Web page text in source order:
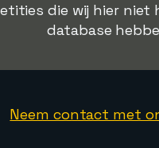
die wij hier niet
database
Neem contact met